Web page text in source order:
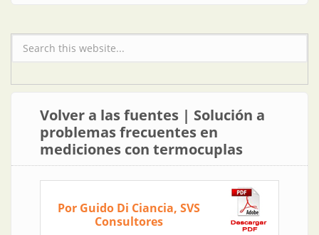
Formulario de búsqueda
Volver a las fuentes | Solución a
problemas frecuentes en
mediciones con termocuplas
Por Guido Di Ciancia, SVS
Consultores